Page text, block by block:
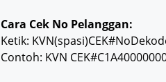
Cara Cek No Pelanggan:
Ketik:
Contoh: KVN